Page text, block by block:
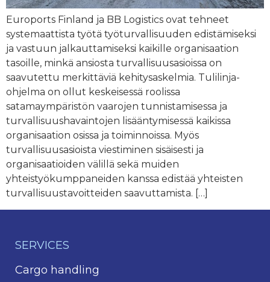
Euroports Finland ja BB Logistics ovat tehneet
systemaattista työtä työturvallisuuden edistämiseksi
ja vastuun jalkauttamiseksi kaikille organisaation
tasoille, minkä ansiosta turvallisuusasioissa on
saavutettu merkittäviä kehitysaskelmia. Tulilinja-
ohjelma on ollut keskeisessä roolissa
satamaympäristön vaarojen tunnistamisessa ja
turvallisuushavaintojen lisääntymisessä kaikissa
organisaation osissa ja toiminnoissa. Myös
turvallisuusasioista viestiminen sisäisesti ja
organisaatioiden välillä sekä muiden
yhteistyökumppaneiden kanssa edistää yhteisten
turvallisuustavoitteiden saavuttamista. […]
SERVICES
Cargo handling